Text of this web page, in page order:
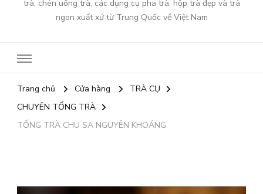
trà, chén uống trà, các dụng cụ pha trà, hộp trà đẹp và trà
ngon xuất xứ từ Trung Quốc về Việt Nam
Trang chủ Cửa hàng
TRÀ CỤ
CHUYÊN TỐNG TRÀ
TỐNG TRÀ CHU SA NGUYÊN KHOÁNG